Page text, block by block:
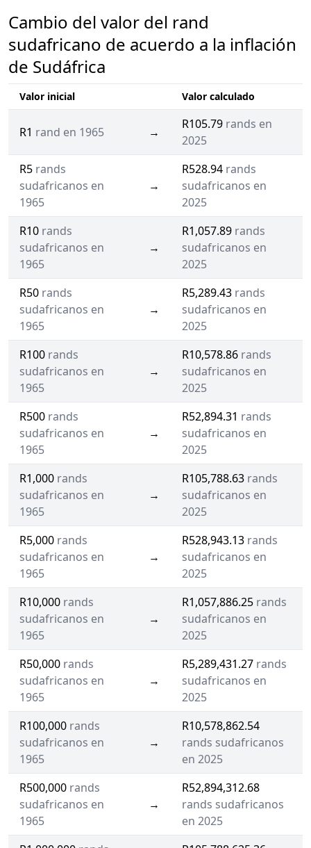
Cambio del valor del rand
sudafricano de acuerdo a la inflación
de Sudáfrica
Valor inicial Valor calculado
R1 rand en 1965 →
R105.79 rands en
2025
R5 rands
sudafricanos en
1965
→
R528.94 rands
sudafricanos en
2025
R10 rands
sudafricanos en
1965
→
R1,057.89 rands
sudafricanos en
2025
R50 rands
sudafricanos en
1965
→
R5,289.43 rands
sudafricanos en
2025
R100 rands
sudafricanos en
1965
→
R10,578.86 rands
sudafricanos en
2025
R500 rands
sudafricanos en
1965
→
R52,894.31 rands
sudafricanos en
2025
R1,000 rands
sudafricanos en
1965
→
R105,788.63 rands
sudafricanos en
2025
R5,000 rands
sudafricanos en
1965
→
R528,943.13 rands
sudafricanos en
2025
R10,000 rands
sudafricanos en
1965
→
R1,057,886.25 rands
sudafricanos en
2025
R50,000 rands
sudafricanos en
1965
→
R5,289,431.27 rands
sudafricanos en
2025
R100,000 rands
sudafricanos en
1965
→
R10,578,862.54
rands sudafricanos
en 2025
R500,000 rands
sudafricanos en
1965
→
R52,894,312.68
rands sudafricanos
en 2025